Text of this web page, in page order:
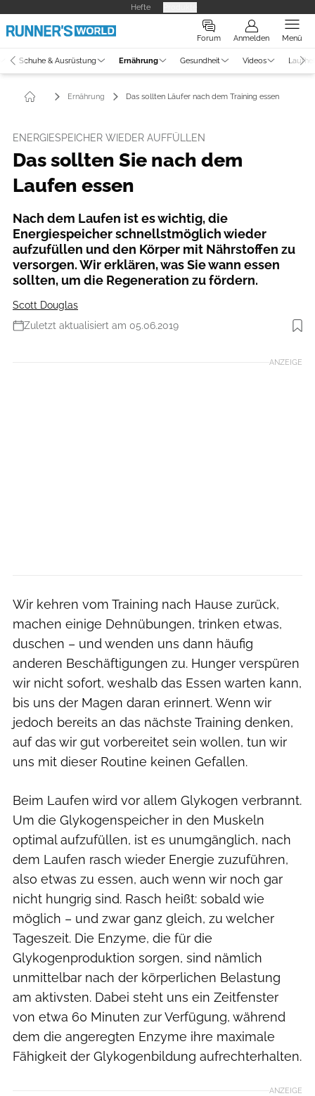
Hefte
Forum Anmelden Menü
Schuhe & Ausrüstung Ernährung Gesundheit Videos
Ernährung Das sollten Läufer nach dem Training essen
ENERGIESPEICHER WIEDER AUFFÜLLEN
Das sollten Sie nach dem
Laufen essen
Nach dem Laufen ist es wichtig, die
Energiespeicher schnellstmöglich wieder
aufzufüllen und den Körper mit Nährstoffen zu
versorgen. Wir erklären, was Sie wann essen
sollten, um die Regeneration zu fördern.
Scott Douglas
Zuletzt aktualisiert am 05.06.2019
Foto: iStockphoto
ANZEIGE
Wir kehren vom Training nach Hause zurück,
machen einige Dehnübungen, trinken etwas,
duschen – und wenden uns dann häufig
anderen Beschäftigungen zu. Hunger verspüren
wir nicht sofort, weshalb das Essen warten kann,
bis uns der Magen daran erinnert. Wenn wir
jedoch bereits an das nächste Training denken,
auf das wir gut vorbereitet sein wollen, tun wir
uns mit dieser Routine keinen Gefallen.
Beim Laufen wird vor allem Glykogen verbrannt.
Um die Glykogenspeicher in den Muskeln
optimal aufzufüllen, ist es unumgänglich, nach
dem Laufen rasch wieder Energie zuzuführen,
also etwas zu essen, auch wenn wir noch gar
nicht hungrig sind. Rasch heißt: sobald wie
möglich – und zwar ganz gleich, zu welcher
Tageszeit. Die Enzyme, die für die
Glykogenproduktion sorgen, sind nämlich
unmittelbar nach der körperlichen Belastung
am aktivsten. Dabei steht uns ein Zeitfenster
von etwa 60 Minuten zur Verfügung, während
dem die angeregten Enzyme ihre maximale
Fähigkeit der Glykogenbildung aufrechterhalten.
ANZEIGE